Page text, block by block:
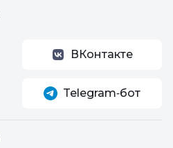
ВКонтакте
Telegram‑бот